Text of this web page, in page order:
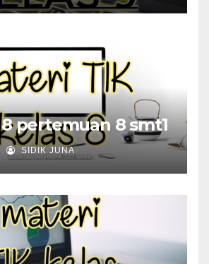
pertemuan 8 smt1
SIDIK JUNA